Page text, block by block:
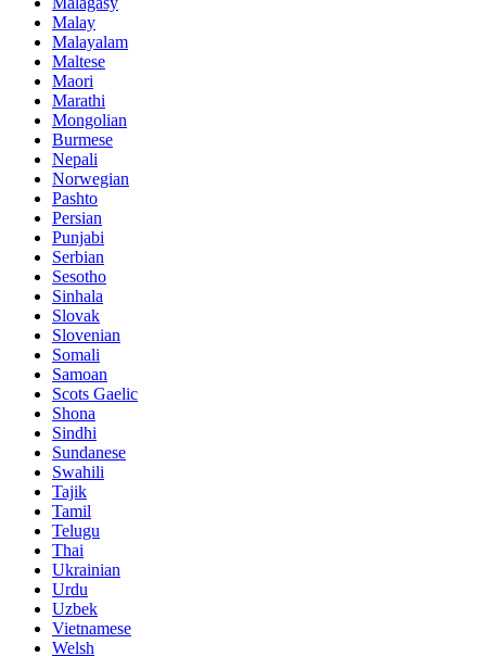
Malay
Malayalam
Maltese
Maori
Marathi
Mongolian
Burmese
Nepali
Norwegian
Pashto
Persian
Punjabi
Serbian
Sesotho
Sinhala
Slovak
Slovenian
Somali
Samoan
Scots Gaelic
Shona
Sindhi
Sundanese
Swahili
Tajik
Tamil
Telugu
Thai
Ukrainian
Urdu
Uzbek
Vietnamese
Welsh